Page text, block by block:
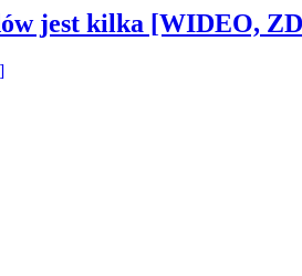
jest kilka [WIDEO,